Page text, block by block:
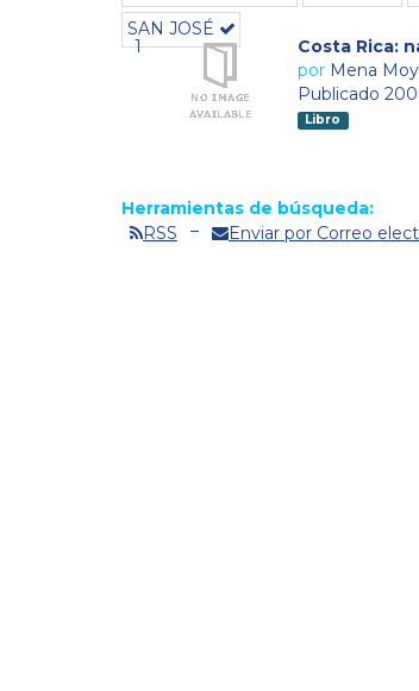
SAN JOSÉ
1
Costa Rica:
por Mena
Publicado
Libro
Herramientas de búsqueda:
RSS
Enviar por Correo